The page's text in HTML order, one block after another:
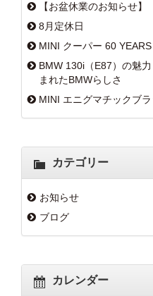
【お盆休業のお知らせ】
8月定休日
MINI クーパー 60
BMW 130i（E87）の魅
まれたBMWらしさ
MINI エニグマチックブ
カテゴリー
お知らせ
ブログ
カレンダー